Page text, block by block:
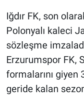
Iğdır FK, son
Polonyalı kaleci
sözleşme
Erzurumspor FK,
formalarını giyen
geride kalan